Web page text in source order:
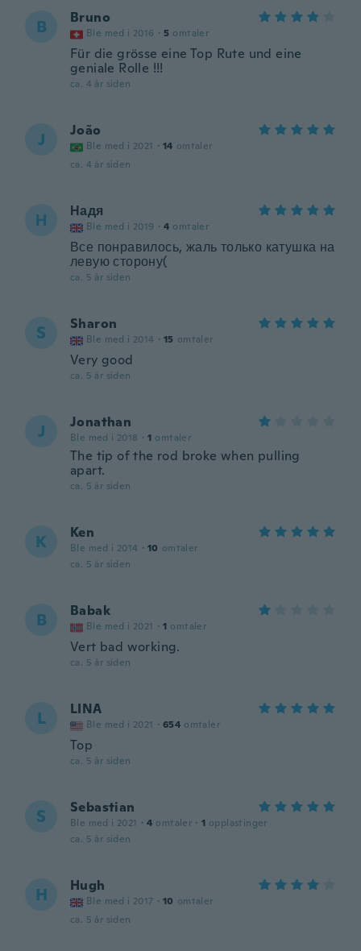
B Bruno
Ble med i 2016 · 5 omtaler
Für die grösse eine Top Rute und eine
geniale Rolle !!!
ca. 4 år siden
J João
Ble med i 2021 · 14 omtaler
ca. 4 år siden
Н Надя
Ble med i 2019 · 4 omtaler
Все понравилось, жаль только катушка на
левую сторону(
ca. 5 år siden
S Sharon
Ble med i 2014 · 15 omtaler
Very good
ca. 5 år siden
J Jonathan
Ble med i 2018 · 1 omtaler
The tip of the rod broke when pulling
apart.
ca. 5 år siden
K Ken
Ble med i 2014 · 10 omtaler
ca. 5 år siden
B Babak
Ble med i 2021 · 1 omtaler
Vert bad working.
ca. 5 år siden
L LINA
Ble med i 2021 · 654 omtaler
Top
ca. 5 år siden
S Sebastian
Ble med i 2021 · 4 omtaler · 1 opplastinger
ca. 5 år siden
H Hugh
Ble med i 2017 · 10 omtaler
ca. 5 år siden